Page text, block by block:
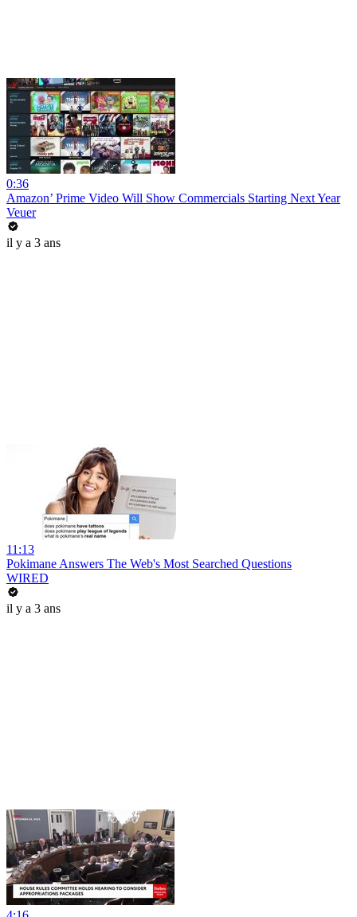
0:36
Amazon’ Prime Video Will Show Commercials Starting Next Year
Veuer
il y a 3 ans
11:13
Pokimane Answers The Web's Most Searched Questions
WIRED
il y a 3 ans